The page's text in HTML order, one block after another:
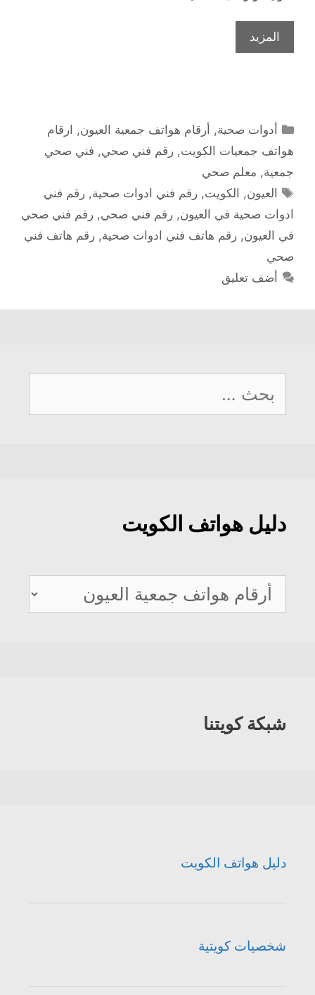
المزيد
التصنيفات
أدوات صحية, أرقام هواتف جمعية العيون, ارقام
هواتف جمعيات الكويت, رقم فني صحي, فني صحي
جمعية, معلم صحي
الوسوم
العيون, الكويت,رقم فني ادوات صحية,رقم فني
ادوات صحية في العيون, رقم فني صحي, رقم فني صحي
في العيون, رقم هاتف فني ادوات صحية, رقم هاتف فني
صحي
أضف تعليق
عن:
دليل هواتف الكويت
دليل
هواتف
شبكة كويتنا
دليل هواتف الكويت
شخصيات كويتية